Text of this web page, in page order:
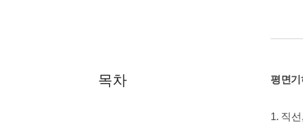
목차 평면기
1. 직